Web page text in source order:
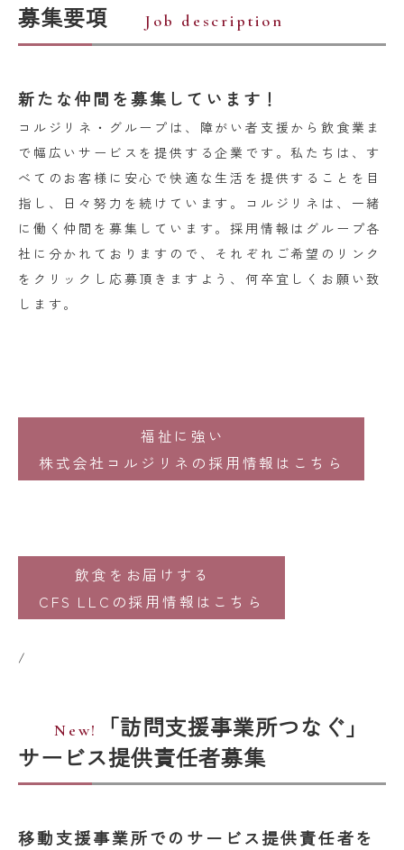
募集要項 Job description
新たな仲間を募集しています！
コルジリネ・グループは、障がい者支援から飲食業ま
で幅広いサービスを提供する企業です。私たちは、す
べてのお客様に安心で快適な生活を提供することを目
指し、日々努力を続けています。コルジリネは、一緒
に働く仲間を募集しています。採用情報はグループ各
社に分かれておりますので、それぞれご希望のリンク
をクリックし応募頂きますよう、何卒宜しくお願い致
します。
福祉に強い
株式会社コルジリネの採用情報はこちら
飲食をお届けする
CFS LLCの採用情報はこちら
/
New!
「訪問支援事業所つなぐ」
サービス提供責任者募集
移動支援事業所でのサービス提供責任者を